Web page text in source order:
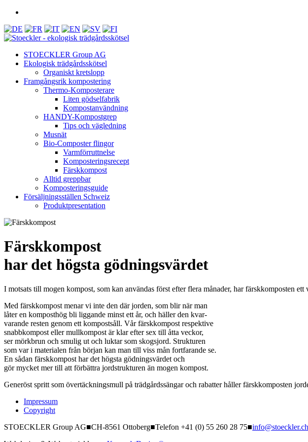
STOECKLER Group AG
Ekologisk trädgårdsskötsel
Organiskt kretslopp
Framgångsrik kompostering
Thermo-Komposterare
Liten gödselfabrik
Kompostanvändning
HANDY-Kompostgrep
Tips och vägledning
Musnät
Bio-Composter flingor
Varmförruttnelse
Komposteringsrecept
Färskkompost
Alltid greppbar
Komposteringsguide
Försäljningsställen Schweiz
Produktpresentation
Färskkompost
har det högsta gödningsvärdet
I motsats till mogen kompost, som kan användas först efter flera månader, har färskkomposten ett
Med färskkompost menar vi inte den där jorden, som blir när man
låter en komposthög bli liggande minst ett år, och häller den kvar-
varande resten genom ett kompostsåll. Vår färskkompost respektive
snabbkompost eller mullkompost är klar efter sex till åtta veckor,
ser mörkbrun och smulig ut och luktar som skogsjord. Strukturen
som var i materialen från början kan man till viss mån fortfarande se.
En sådan färskkompost har det högsta gödningsvärdet och
gör mycket mer till att förbättra jordstrukturen än mogen kompost.
Generöst spritt som övertäckningsmull på trädgårdssängar och rabatter håller färskkomposten
Impressum
Copyright
STOECKLER Group AG■CH-8561 Ottoberg■Telefon +41 (0) 55 260 28 75■info@stoeckler.ch